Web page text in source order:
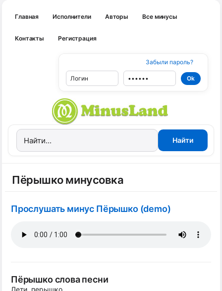
Главная Исполнители Авторы Все минусы
Контакты Регистрация
Забыли пароль?
Пёрышко минусовка
Прослушать минус Пёрышко (demo)
Пёрышко слова песни
Лети, перышко,